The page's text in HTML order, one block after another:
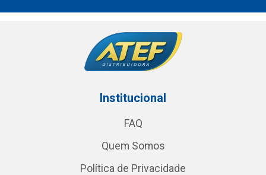
Institucional
FAQ
Quem Somos
Política de Privacidade